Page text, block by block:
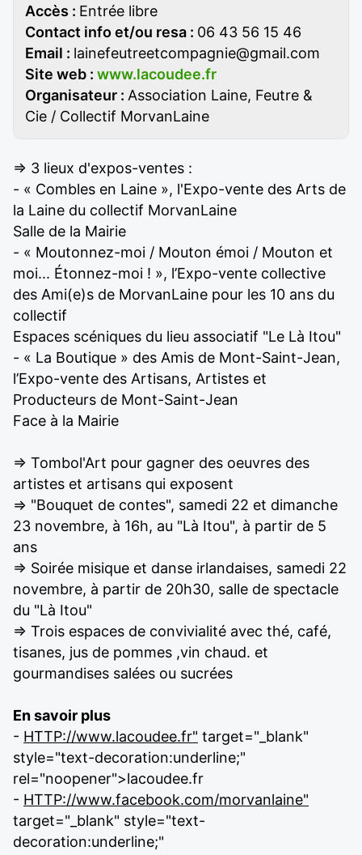
Accès : Entrée libre
Contact info et/ou resa : 06 43 56 15 46
Email : lainefeutreetcompagnie@gmail.com
Site web : www.lacoudee.fr
Organisateur : Association Laine, Feutre &
Cie / Collectif MorvanLaine
=> 3 lieux d'expos-ventes :
- « Combles en Laine », l'Expo-vente des Arts de
la Laine du collectif MorvanLaine
Salle de la Mairie
- « Moutonnez-moi / Mouton émoi / Mouton et
moi... Étonnez-moi ! », l’Expo-vente collective
des Ami(e)s de MorvanLaine pour les 10 ans du
collectif
Espaces scéniques du lieu associatif "Le Là Itou"
- « La Boutique » des Amis de Mont-Saint-Jean,
l’Expo-vente des Artisans, Artistes et
Producteurs de Mont-Saint-Jean
Face à la Mairie
=> Tombol'Art pour gagner des oeuvres des
artistes et artisans qui exposent
=> "Bouquet de contes", samedi 22 et dimanche
23 novembre, à 16h, au "Là Itou", à partir de 5
ans
=> Soirée misique et danse irlandaises, samedi 22
novembre, à partir de 20h30, salle de spectacle
du "Là Itou"
=> Trois espaces de convivialité avec thé, café,
tisanes, jus de pommes ,vin chaud. et
gourmandises salées ou sucrées
En savoir plus
- HTTP://www.lacoudee.fr" target="_blank"
style="text-decoration:underline;"
rel="noopener">lacoudee.fr
- HTTP://www.facebook.com/morvanlaine"
target="_blank" style="text-
decoration:underline;"